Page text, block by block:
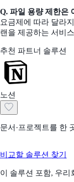
Q. 파일 용량 제한은
요금제에 따라 달라
랜을 제공하는 서비
추천 파트너 솔루션
노션
문서·프로젝트를 한
비교할 솔루션 찾기
이 솔루션 포함, 우리